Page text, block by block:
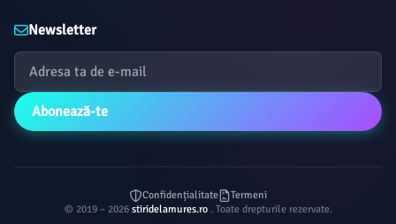
Newsletter
Abonează-te
Confidențialitate
Termeni
© 2019 – 2026 stiridelamures.ro . Toate drepturile rezervate.